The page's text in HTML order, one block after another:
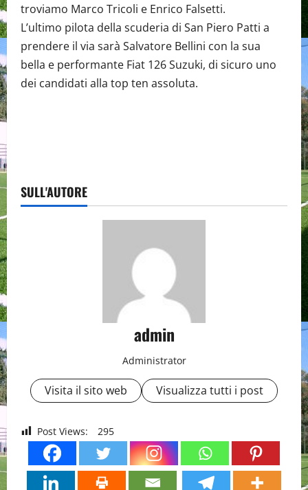
troviamo Marco Tricoli e Enrico Falsetti.
L’ultimo pilota della scuderia di San Piero Patti a
prendere il via sarà Salvatore Bellini con la sua
bella e performante Fiat 126 Suzuki, di sicuro uno
dei candidati alla top ten assoluta.
SULL'AUTORE
admin
Administrator
Visita il sito web Visualizza tutti i post
Post Views: 295